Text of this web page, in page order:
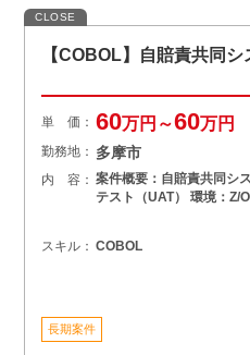
CLOSE
【COBOL】自賠責共同
単 価： 60万円～60万円
勤務地： 多摩市
内 容： 案件概要：自賠責共同シ
テスト（UAT） 環境：Z/
スキル： COBOL
長期案件